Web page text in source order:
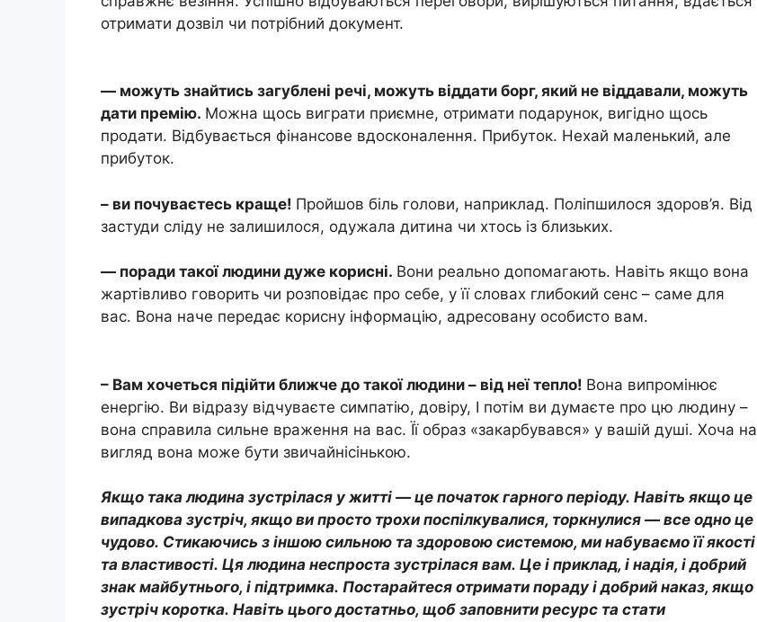
отримати дозвіл чи потрібний документ.
— можуть знайтись загублені речі, можуть віддати борг, який не віддавали, можуть
дати премію. Можна щось виграти приємне, отримати подарунок, вигідно щось
продати. Відбувається фінансове вдосконалення. Прибуток. Нехай маленький, але
прибуток.
– ви почуваєтесь краще! Пройшов біль голови, наприклад. Поліпшилося здоров’я. Від
застуди сліду не залишилося, одужала дитина чи хтось із близьких.
— поради такої людини дуже корисні. Вони реально допомагають. Навіть якщо вона
жартівливо говорить чи розповідає про себе, у її словах глибокий сенс – саме для
вас. Вона наче передає корисну інформацію, адресовану особисто вам.
– Вам хочеться підійти ближче до такої людини – від неї тепло! Вона випромінює
енергію. Ви відразу відчуваєте симпатію, довіру, І потім ви думаєте про цю людину –
вона справила сильне враження на вас. Її образ «закарбувався» у вашій душі. Хоча на
вигляд вона може бути звичайнісінькою.
Якщо така людина зустрілася у житті — це початок гарного періоду. Навіть якщо це
випадкова зустріч, якщо ви просто трохи поспілкувалися, торкнулися — все одно це
чудово. Стикаючись з іншою сильною та здоровою системою, ми набуваємо її якості
та властивості. Ця людина неспроста зустрілася вам. Це і приклад, і надія, і добрий
знак майбутнього, і підтримка. Постарайтеся отримати пораду і добрий наказ, якщо
зустріч коротка. Навіть цього достатньо, щоб заповнити ресурс та стати